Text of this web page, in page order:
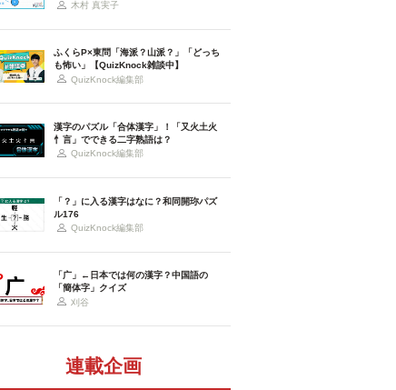
木村 真実子
ふくらP×東問「海派？山派？」「どっち
も怖い」【QuizKnock雑談中】
QuizKnock編集部
漢字のパズル「合体漢字」！「又火土火
忄言」でできる二字熟語は？
QuizKnock編集部
「？」に入る漢字はなに？和同開珎パズ
ル176
QuizKnock編集部
「广」←日本では何の漢字？中国語の
「簡体字」クイズ
刈谷
連載企画